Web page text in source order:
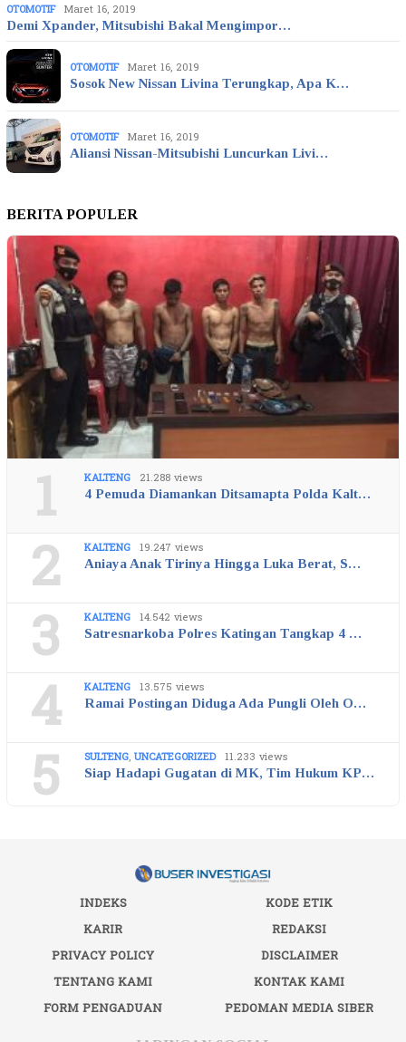
OTOMOTIF Maret 16, 2019
Demi Xpander, Mitsubishi Bakal Mengimpor…
OTOMOTIF Maret 16, 2019
Sosok New Nissan Livina Terungkap, Apa K…
OTOMOTIF Maret 16, 2019
Aliansi Nissan-Mitsubishi Luncurkan Livi…
BERITA POPULER
1 KALTENG 21.288 views
4 Pemuda Diamankan Ditsamapta Polda Kalt…
2 KALTENG 19.247 views
Aniaya Anak Tirinya Hingga Luka Berat, S…
3 KALTENG 14.542 views
Satresnarkoba Polres Katingan Tangkap 4 …
4 KALTENG 13.575 views
Ramai Postingan Diduga Ada Pungli Oleh O…
5 SULTENG, UNCATEGORIZED 11.233 views
Siap Hadapi Gugatan di MK, Tim Hukum KP…
INDEKS
KODE ETIK
KARIR
REDAKSI
PRIVACY POLICY
DISCLAIMER
TENTANG KAMI
KONTAK KAMI
FORM PENGADUAN
PEDOMAN MEDIA SIBER